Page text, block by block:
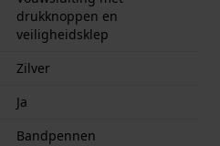
drukknoppen en
veiligheidsklep
Zilver
Ja
Bandpennen